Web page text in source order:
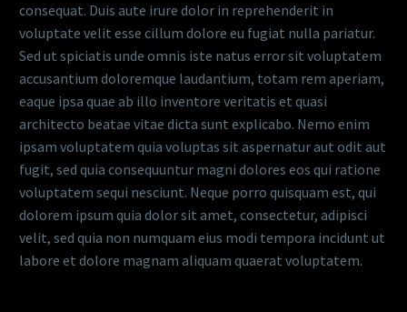
consequat. Duis aute irure dolor in reprehenderit in
voluptate velit esse cillum dolore eu fugiat nulla pariatur.
Sed ut spiciatis unde omnis iste natus error sit voluptatem
accusantium doloremque laudantium, totam rem aperiam,
eaque ipsa quae ab illo inventore veritatis et quasi
architecto beatae vitae dicta sunt explicabo. Nemo enim
ipsam voluptatem quia voluptas sit aspernatur aut odit aut
fugit, sed quia consequuntur magni dolores eos qui ratione
voluptatem sequi nesciunt. Neque porro quisquam est, qui
dolorem ipsum quia dolor sit amet, consectetur, adipisci
velit, sed quia non numquam eius modi tempora incidunt ut
labore et dolore magnam aliquam quaerat voluptatem.